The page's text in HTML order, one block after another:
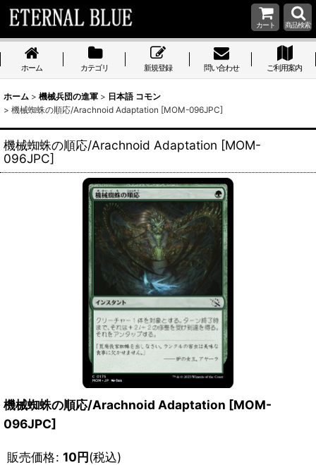
カート 商品検索
ホーム カテゴリ 新規登録 問い合わせ ご利用案内
ホーム > 機械兵団の進軍 > 日本語 コモン
> 機械蜘蛛の順応/Arachnoid Adaptation [MOM-096JPC]
機械蜘蛛の順応/Arachnoid Adaptation [MOM-
096JPC]
機械蜘蛛の順応/Arachnoid Adaptation [MOM-
096JPC]
販売価格: 10円(税込)